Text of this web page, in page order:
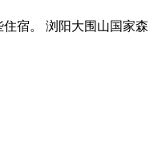
宿。 浏阳大围山国家森